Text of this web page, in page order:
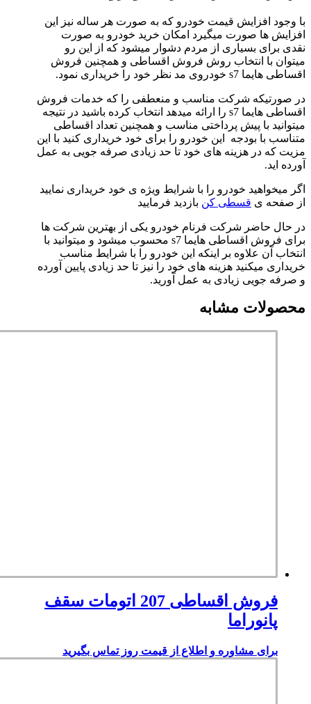
با وجود افزایش قیمت خودرو که به صورت هر ساله نیز این
افزایش ها صورت میگیرد امکان خرید خودرو به صورت
نقدی برای بسیاری از مردم دشوار میشود که از این رو
میتوان با انتخاب روش فروش اقساطی و همچنین فروش
اقساطی هایما s7 خودروی مد نظر خود را خریداری نمود.
در صورتیکه شرکت مناسب و منعطفی را که خدمات فروش
اقساطی هایما s7 را ارائه میدهد انتخاب کرده باشید در نتیجه
میتوانید با پیش پرداختی مناسب و همچنین تعداد اقساطی
متناسب با بودجه این خودرو را برای خود خریداری کنید با این
مزیت که در هزینه های خود تا حد زیادی صرفه جویی به عمل
آورده اید.
اگر میخواهید خودرو را با شرایط ویژه ی خود خریداری نمایید
از صفحه ی قسطی کن بازدید فرمایید
در حال حاضر شرکت فرنام خودرو یکی از بهترین شرکت ها
برای فروش اقساطی هایما s7 محسوب میشود و میتوانید با
انتخاب آن علاوه بر اینکه این خودرو را با شرایط مناسب
خریداری میکنید هزینه های خود را نیز تا حد زیادی پایین آورده
و صرفه جویی زیادی به عمل آورید.
محصولات مشابه
فروش اقساطی 207 اتومات سقف
پانوراما
برای مشاوره و اطلاع از قیمت روز تماس بگیرید